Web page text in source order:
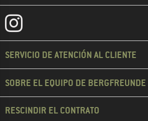
SERVICIO DE ATENCIÓN AL CLIENTE
SOBRE EL EQUIPO DE BERGFREUNDE
RESCINDIR EL CONTRATO